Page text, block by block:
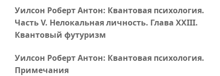
Уилсон Роберт Антон: Квантовая психология.
Часть V. Нелокальная личность. Глава XXIII.
Квантовый футуризм
Уилсон Роберт Антон: Квантовая психология.
Примечания